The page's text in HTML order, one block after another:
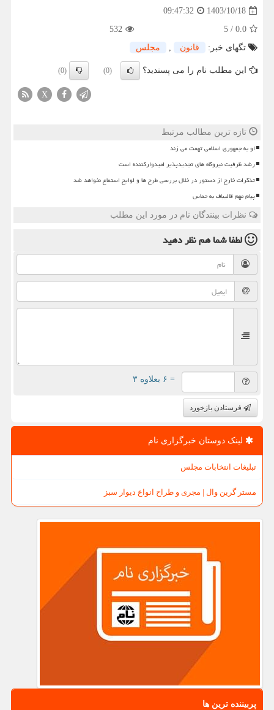
1403/10/18
09:47:32
0.0
/
5
532
تگهای خبر:
قانون , مجلس
این مطلب نام را می پسندید؟ (0)
(0)
X
تازه ترین مطالب مرتبط
او به جمهوری اسلامی تهمت می زند
رشد ظرفیت نیروگاه های تجدیدپذیر امیدوارکننده است
تذکرات خارج از دستور در خلال بررسی طرح ها و لوایح استماع نخواهد شد
پیام مهم قالیباف به حماس
نظرات بینندگان نام در مورد این مطلب
لطفا شما همنظر دهید
= ۶ بعلاوه ۳
فرستادن بازخورد
لینک دوستان خبرگزاری نام
تبلیغات انتخابات مجلس
مستر گرین وال | مجری و طراح انواع دیوار سبز
پربیننده ترین ها